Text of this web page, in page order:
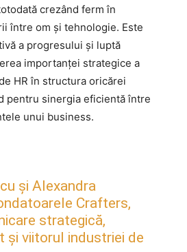
crezând ferm în
între om și tehnologie. Este
a progresului și luptă
importanței strategice a
HR în structura oricărei
pentru sinergia eficientă între
unui business.
și Alexandra
Crafters,
strategică,
și viitorul industriei de